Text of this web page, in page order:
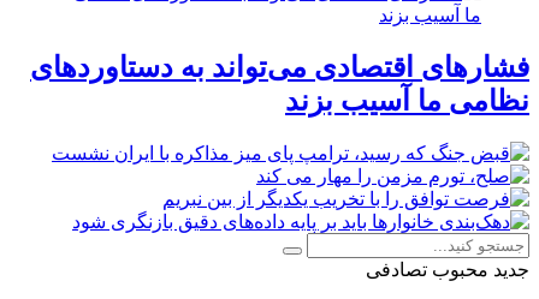
فشارهای اقتصادی می‌تواند به دستاوردهای
نظامی ما آسیب بزند
جدید محبوب تصادفی